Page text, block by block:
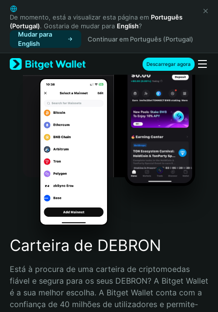
English
日本語
Tiếng Việt
Русский
Español (Latinoamérica)
Türkçe
Italiano
Português (Portugal)
Bahasa Indonesia
Português (Brasil)
Español (Argentina)
De momento, está a visualizar esta página em Português
(Portugal). Gostaria de mudar para English?
Mudar para
English
Continuar em Português (Portugal)
Descarregar agora
Carteira de DEBRON
Está à procura de uma carteira de criptomoedas
fiável e segura para os seus DEBRON? A Bitget Wallet
é a sua melhor escolha. A Bitget Wallet conta com a
confiança de 40 milhões de utilizadores e permite-